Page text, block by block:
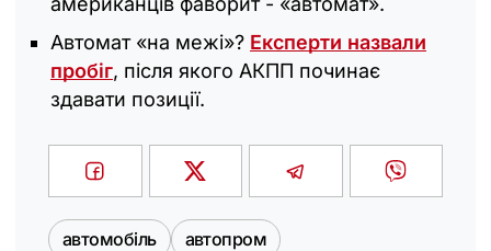
Автомат «на межі»? Експерти назвали
пробіг, після якого АКПП починає
здавати позиції.
автомобіль автопром